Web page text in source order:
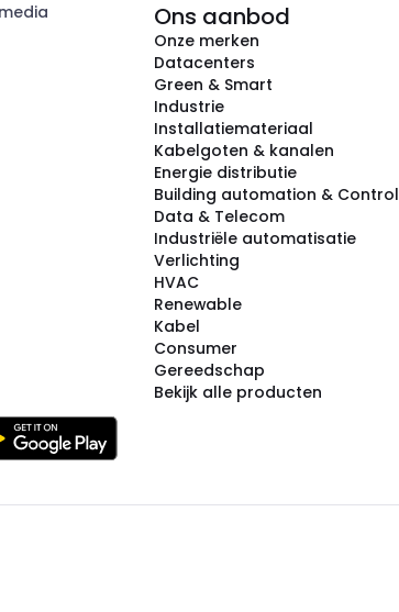
Ons aanbod
Onze merken
Datacenters
Green & Smart
Industrie
Installatiemateriaal
Kabelgoten & kanalen
Energie distributie
Building automation & Control
Data & Telecom
Industriële automatisatie
Verlichting
HVAC
Renewable
Kabel
Consumer
Gereedschap
Bekijk alle producten